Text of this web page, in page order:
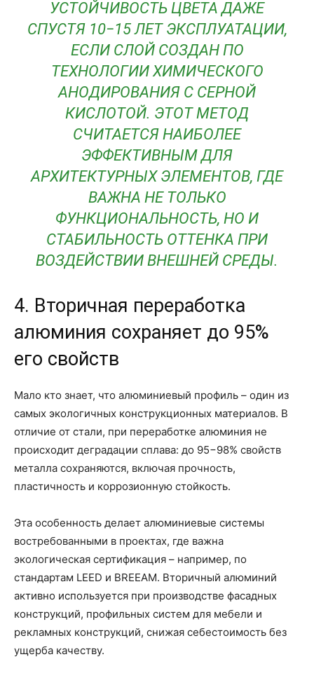
УСТОЙЧИВОСТЬ ЦВЕТА ДАЖЕ
СПУСТЯ 10−15 ЛЕТ ЭКСПЛУАТАЦИИ,
ЕСЛИ СЛОЙ СОЗДАН ПО
ТЕХНОЛОГИИ ХИМИЧЕСКОГО
АНОДИРОВАНИЯ С СЕРНОЙ
КИСЛОТОЙ. ЭТОТ МЕТОД
СЧИТАЕТСЯ НАИБОЛЕЕ
ЭФФЕКТИВНЫМ ДЛЯ
АРХИТЕКТУРНЫХ ЭЛЕМЕНТОВ, ГДЕ
ВАЖНА НЕ ТОЛЬКО
ФУНКЦИОНАЛЬНОСТЬ, НО И
СТАБИЛЬНОСТЬ ОТТЕНКА ПРИ
ВОЗДЕЙСТВИИ ВНЕШНЕЙ СРЕДЫ.
4. Вторичная переработка
алюминия сохраняет до 95%
его свойств
Мало кто знает, что алюминиевый профиль – один из
самых экологичных конструкционных материалов. В
отличие от стали, при переработке алюминия не
происходит деградации сплава: до 95−98% свойств
металла сохраняются, включая прочность,
пластичность и коррозионную стойкость.
Эта особенность делает алюминиевые системы
востребованными в проектах, где важна
экологическая сертификация – например, по
стандартам LEED и BREEAM. Вторичный алюминий
активно используется при производстве фасадных
конструкций, профильных систем для мебели и
рекламных конструкций, снижая себестоимость без
ущерба качеству.